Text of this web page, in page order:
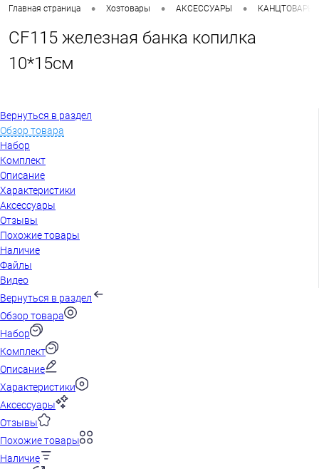
Главная страница • Хозтовары • АКСЕССУАРЫ • КАНЦТОВАРЫ
CF115 железная банка копилка
10*15см
Вернуться в раздел
Обзор товара
Набор
Комплект
Описание
Характеристики
Аксессуары
Отзывы
Похожие товары
Наличие
Файлы
Видео
Вернуться в раздел
Обзор товара
Набор
Комплект
Описание
Характеристики
Аксессуары
Отзывы
Похожие товары
Наличие